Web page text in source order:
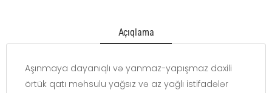
Açıqlama
Aşınmaya dayanıqlı və yanmaz-yapışmaz daxili
örtük qatı məhsulu yağsız və az yağlı istifadələr